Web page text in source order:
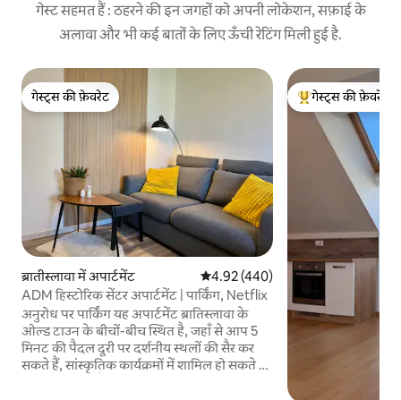
गेस्ट सहमत हैं : ठहरने की इन जगहों को अपनी लोकेशन, सफ़ाई के
अलावा और भी कई बातों के लिए ऊँची रेटिंग मिली हुई है.
गेस्ट्स की फ़ेवरेट
गेस्ट्स की फ़ेवरेट
ब्रातीस्लावा में अपार्टमेंट औसत रेटिंग 5 में से 4.92, 440 समीक्षाएँ
4.92 (440)
ADM हिस्टोरिक सेंटर अपार्टमेंट | पार्किंग, Netflix
अनुरोध पर पार्किंग यह अपार्टमेंट ब्रातिस्लावा के
ओल्ड टाउन के बीचों-बीच स्थित है, जहाँ से आप 5
मिनट की पैदल दूरी पर दर्शनीय स्थलों की सैर कर
सकते हैं, सांस्कृतिक कार्यक्रमों में शामिल हो सकते हैं,
गेस्ट्स का टॉप फ़ेवरेट
गेस्ट्स की फ़ेवरेट